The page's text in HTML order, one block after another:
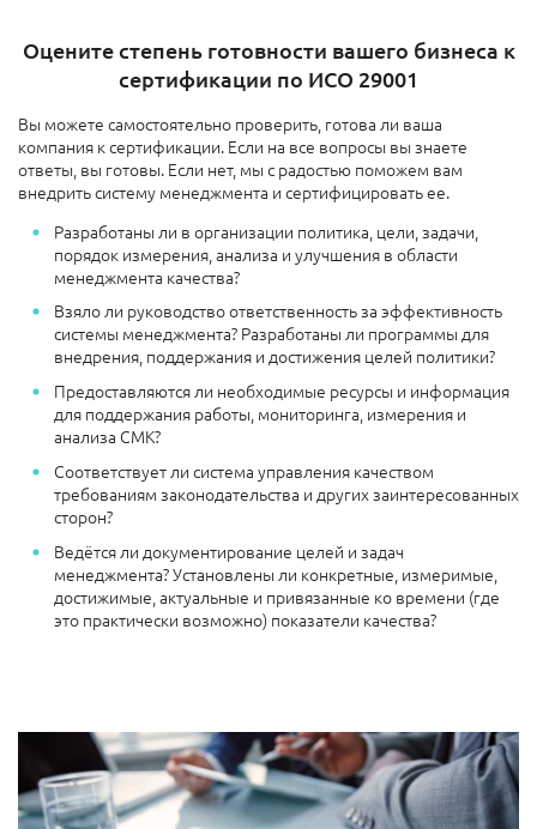
Оцените степень готовности вашего бизнеса к
сертификации по ИСО 29001
Вы можете самостоятельно проверить, готова ли ваша
компания к сертификации. Если на все вопросы вы знаете
ответы, вы готовы. Если нет, мы с радостью поможем вам
внедрить систему менеджмента и сертифицировать ее.
Разработаны ли в организации политика, цели, задачи,
порядок измерения, анализа и улучшения в области
менеджмента качества?
Взяло ли руководство ответственность за эффективность
системы менеджмента? Разработаны ли программы для
внедрения, поддержания и достижения целей политики?
Предоставляются ли необходимые ресурсы и информация
для поддержания работы, мониторинга, измерения и
анализа СМК?
Соответствует ли система управления качеством
требованиям законодательства и других заинтересованных
сторон?
Ведётся ли документирование целей и задач
менеджмента? Установлены ли конкретные, измеримые,
достижимые, актуальные и привязанные ко времени (где
это практически возможно) показатели качества?